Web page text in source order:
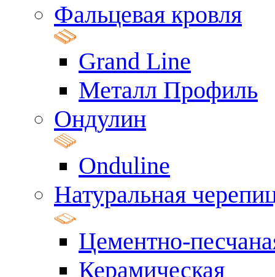
Фальцевая кровля
Grand Line
Металл Профиль
Ондулин
Onduline
Натуральная
Цементно-
Керамическая